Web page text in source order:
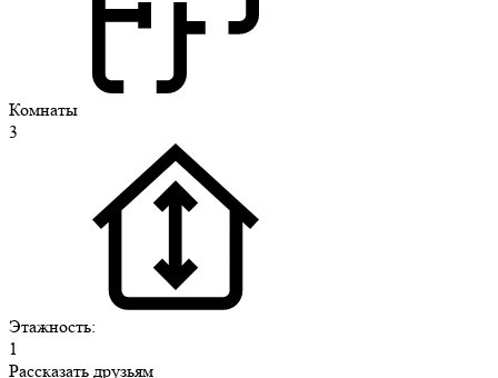
Комнаты
3
Этажность:
1
Рассказать друзьям